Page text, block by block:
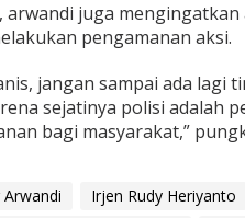
juga
pengamanan aksi.
jangan sampai ada lagi
sejatinya polisi adalah
bagi masyarakat,”
Arwandi
Irjen Rudy Heriyanto